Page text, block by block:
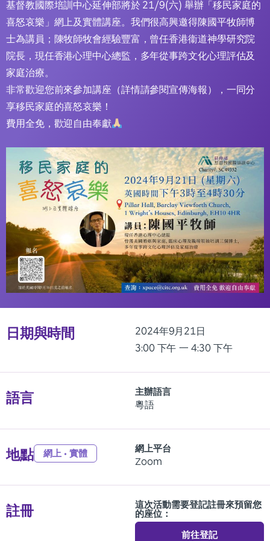
基督教國際培訓中心延伸部將於 21/9(六) 舉辦「移民家庭的
喜怒哀樂」網上及實體講座。我們很高興邀得陳國平牧師博
士為講員；陳牧師牧會經驗豐富，曾任香港衞道神學研究院
院長，現任香港心理中心總監，多年從事跨文化心理評估及
家庭治療。
非常歡迎您前來參加講座（詳情請參閱宣傳海報），一同分
享移民家庭的喜怒哀樂！
費用全免，歡迎自由奉獻
日期與時間
2024年9月21日
3:00 下午 一 4:30 下午
語言 主辦語言
粵語
地點 網上 • 實體 網上平台
Zoom
註冊 這次活動需要登記註冊來預留您
的座位：
前往登記